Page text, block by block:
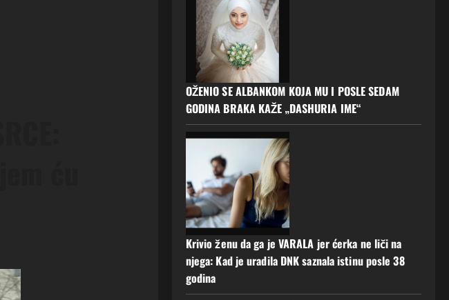
OŽENIO SE ALBANKOM KOJA MU I POSLE SEDAM
GODINA BRAKA KAŽE „DASHURIA IME“
Krivio ženu da ga je VARALA jer ćerka ne liči na
njega: Kad je uradila DNK saznala istinu posle 38
godina